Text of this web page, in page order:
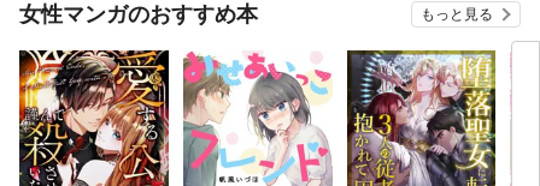
女性マンガのおすすめ本 もっと見る